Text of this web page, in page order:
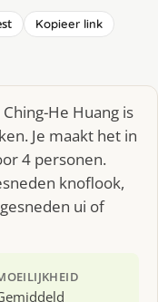
Kopieer link
He Huang is
Je maakt het in
4 personen.
knoflook,
ui of